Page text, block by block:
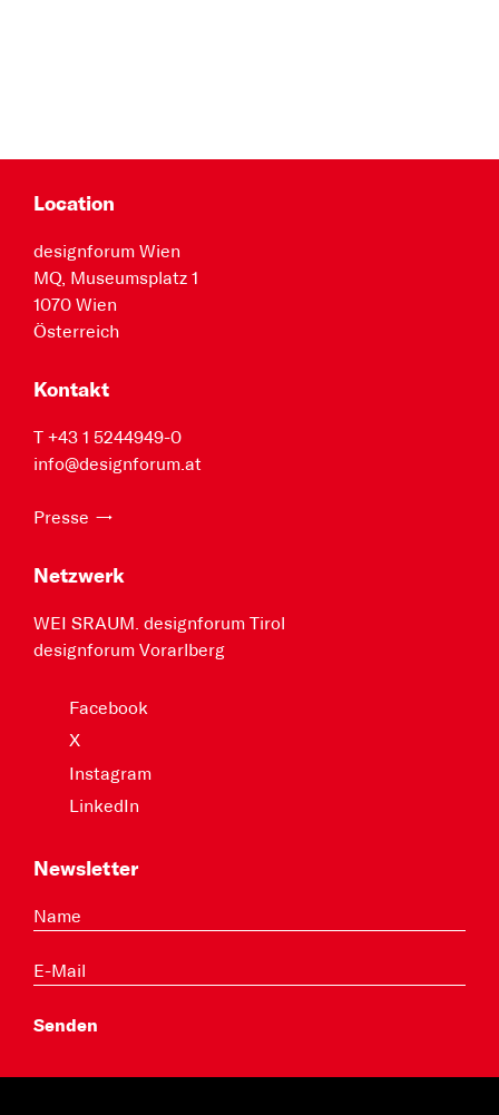
Location
designforum Wien
MQ, Museumsplatz 1
1070 Wien
Österreich
Kontakt
T +43 1 5244949-0
info@designforum.at
Presse
Netzwerk
WEI SRAUM. designforum Tirol
designforum Vorarlberg
Facebook
X
Instagram
LinkedIn
Newsletter